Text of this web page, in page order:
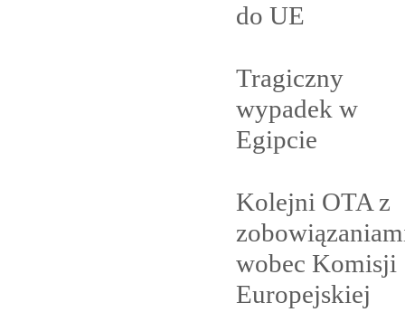
do UE
Tragiczny
wypadek w
Egipcie
Kolejni OTA z
wobec Komisji
Europejskiej